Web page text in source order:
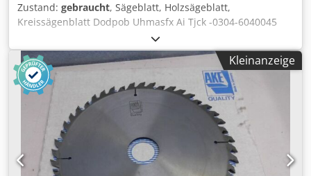
Zustand: gebraucht, Sägeblatt, Holzsägeblatt,
Kreissägenblatt Dodpob Uhmasfx Ai Tjck -0304-6040045
HW -Ø 350x10,0-11,8x60 -Z48/48 = T 22,90 -n max. 5500 -
Preis: pro Stück -Anzahl: 1x vorhanden -Gewicht: 5,6
kg/Stück
Kleinanzeige